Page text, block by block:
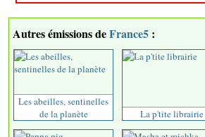
Autres émissions deFrance5 :
Les abeilles, sentinelles
de la planète
La p'tite librairie